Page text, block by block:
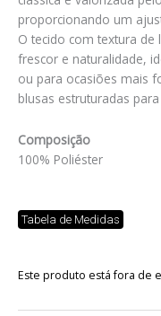
proporcionando um
O tecido com textura de
frescor e naturalidade,
ou para ocasiões mais
blusas estruturadas
Composição
100% Poliéster
Tabela de Medidas
Este produto está fora de